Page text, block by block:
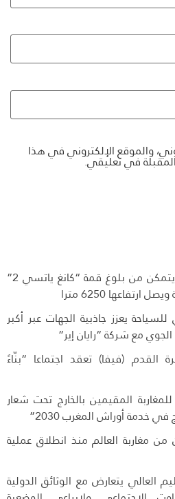
والموقع الإلكتروني في هذا
في تعليقي.
متسلق مغربي عمره 15 يتمكن من بلوغ قمة “كانغ ياتسي 2”
6250 مترا
يعزز جاذبية الجهات عبر أكبر
مع شركة “رايان إير”
القدم (فيفا) تعقد اجتماعا “بنّاءً
المقيمين بالخارج تحت شعار
خدمة أوراش المغرب 2030”
من 2,7 مليون من مغاربة العالم منذ انطلاق عملية
العالي يتعارض مع الوثائق الدولية